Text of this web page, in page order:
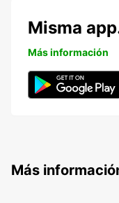
Misma
Más información
Más